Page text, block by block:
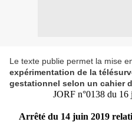
Le texte publie permet la mise
expérimentation de la
gestationnel selon un cahier
JORF n°0138 du 16
Arrêté du 14 juin 2019